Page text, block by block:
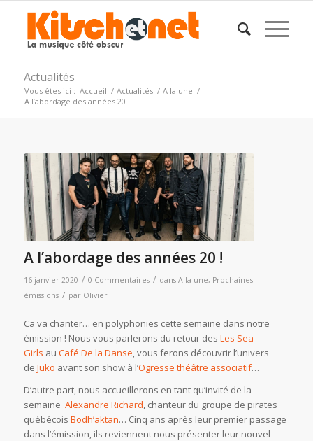
Actualités
Vous êtes ici : Accueil / Actualités / A la une /
A l’abordage des années 20 !
A l’abordage des années 20 !
16 janvier 2020 / 0 Commentaires / dans A la une, Prochaines
émissions / par Olivier
Ca va chanter… en polyphonies cette semaine dans notre
émission ! Nous vous parlerons du retour des Les Sea
Girls au Café De la Danse, vous ferons découvrir l’univers
de Juko avant son show à l’Ogresse théâtre associatif…
D’autre part, nous accueillerons en tant qu’invité de la
semaine Alexandre Richard, chanteur du groupe de pirates
québécois Bodh’aktan… Cinq ans après leur premier passage
dans l’émission, ils reviennent nous présenter leur nouvel